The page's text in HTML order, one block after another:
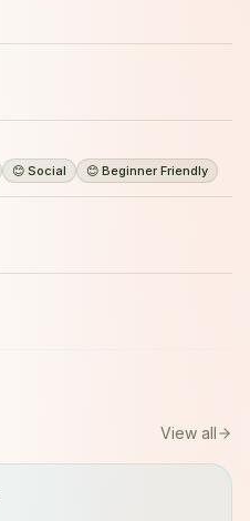
😊 Social 😊 Beginner Friendly
View all